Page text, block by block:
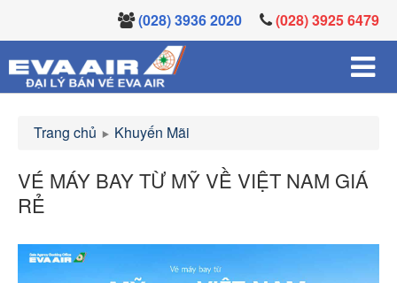
(028) 3936 2020 (028) 3925 6479
Trang chủ Khuyến Mãi
VÉ MÁY BAY TỪ MỸ VỀ VIỆT NAM GIÁ
RẺ